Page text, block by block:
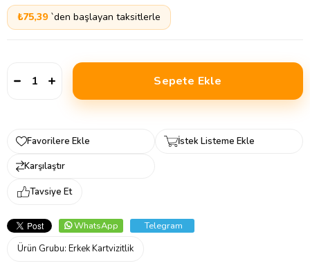
₺75,39 `den başlayan taksitlerle
Favorilere Ekle
İstek Listeme Ekle
Karşılaştır
Tavsiye Et
WhatsApp
Telegram
Ürün Grubu: Erkek Kartvizitlik